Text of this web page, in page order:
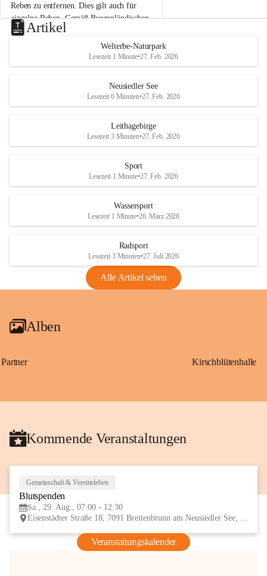
e
u
s
d
S
Reben zu entfernen. Dies gilt auch für
einzelne Reben. Gemäß Burgenländischen
Weinbaugesetz sind nicht gepflegte oder
unzulässige Weingärten zu roden! Bitte
helfen wir zusammen um unsere Winzer
vor den prognostizierten Ernteausfällen
und den daraus folgenden wirtschaftlichen
Maßnahmen zur Bekämpfung
Rebe und der Amerikanischen
Anhang VBl. EU Nr. 18
1 Seite•1,4 MB
VBl. EU Nr. 18_2026
u
e
d
r
S
Artikel
Welterbe-Naturpark
Lesezeit 1 Minute•27. Feb. 2026
Neusiedler See
Lesezeit 6 Minuten•27. Feb. 2026
Leithagebirge
Lesezeit 3 Minuten•27. Feb. 2026
Sport
Lesezeit 1 Minute•27. Feb. 2026
Wassersport
Lesezeit 1 Minute•26. März 2026
Radsport
Lesezeit 3 Minuten•27. Juli 2026
Alle Artikel sehen
Alben
Partner Kirschblütenhalle
Kommende Veranstaltungen
Gemeinschaft & Vereinsleben
Blutspenden
Sa., 29. Aug., 07:00 - 12:30
Eisenstädter Straße 18, 7091 Breitenbrunn am Neusiedler See, AUT
Veranstaltungskalender